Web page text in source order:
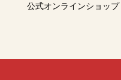
公式オンラインショッ